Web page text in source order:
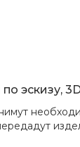
эскизу,